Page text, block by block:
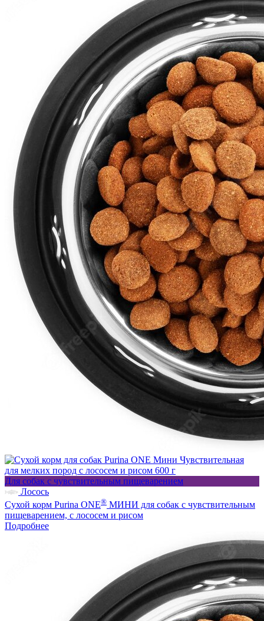
Для собак с чувствительным пищеварением
Лосось
Сухой корм Purina ONE® МИНИ для собак с чувствительным
пищеварением, с лососем и рисом
Подробнее